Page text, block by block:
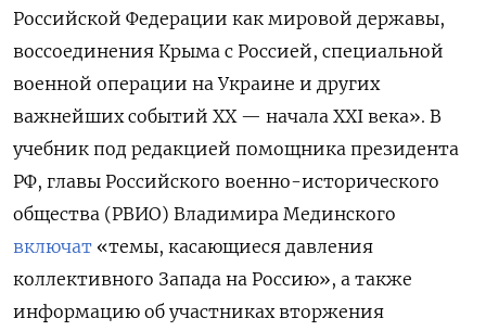
Российской Федерации как мировой державы,
воссоединения Крыма с Россией, специальной
военной операции на Украине и других
важнейших событий XX — начала XXI века». В
учебник под редакцией помощника президента
РФ, главы Российского военно-исторического
общества (РВИО) Владимира Мединского
включат «темы, касающиеся давления
коллективного Запада на Россию», а также
информацию об участниках вторжения